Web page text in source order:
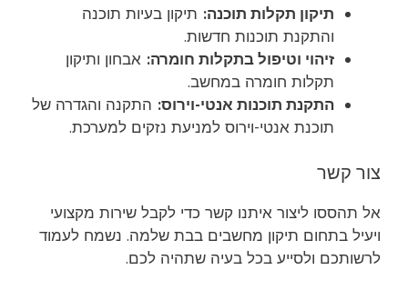
תיקון תקלות תוכנה: תיקון בעיות תוכנה
והתקנת תוכנות חדשות.
זיהוי וטיפול בתקלות חומרה: אבחון ותיקון
תקלות חומרה במחשב.
התקנת תוכנות אנטי-וירוס: התקנה והגדרה של
תוכנת אנטי-וירוס למניעת נזקים למערכת.
צור קשר
אל תהססו ליצור איתנו קשר כדי לקבל שירות מקצועי
ויעיל בתחום תיקון מחשבים בבת שלמה. נשמח לעמוד
לרשותכם ולסייע בכל בעיה שתהיה לכם.